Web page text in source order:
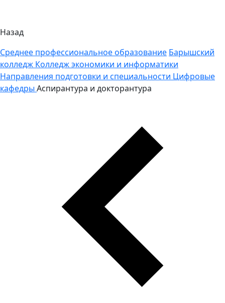
Назад
Среднее профессиональное образование Барышский
колледж Колледж экономики и информатики
Направления подготовки и специальности Цифровые
кафедры Аспирантура и докторантура